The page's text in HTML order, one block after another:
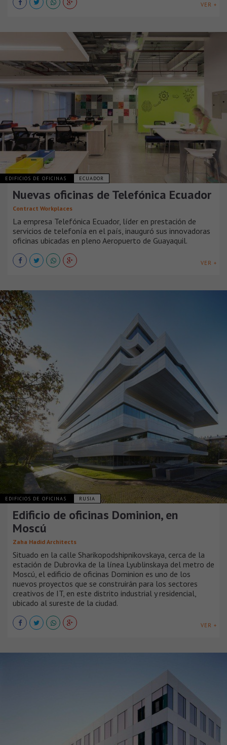
VER +
EDIFICIOS DE OFICINAS ECUADOR
Nuevas oficinas de Telefónica Ecuador
Contract Workplaces
La empresa Telefónica Ecuador, líder en prestación de
servicios de telefonía en el país, inauguró sus innovadoras
oficinas ubicadas en pleno Aeropuerto de Guayaquil.
VER +
EDIFICIOS DE OFICINAS RUSIA
Edificio de oficinas Dominion, en
Moscú
Zaha Hadid Architects
Situado en la calle Sharikopodshipnikovskaya, cerca de la
estación de Dubrovka de la línea Lyublinskaya del metro de
Moscú, el edificio de oficinas Dominion es uno de los
nuevos proyectos que se construirán para los sectores
creativos de IT, en este distrito industrial y residencial,
ubicado al sureste de la ciudad.
VER +